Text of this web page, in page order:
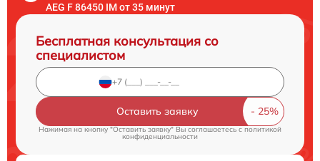
AEG F 86450 IM от 35 минут
Бесплатная консультация со
специалистом
Оставить заявку
Нажимая на кнопку "Оставить заявку" Вы соглашаетесь cполитикой
конфиденциальности